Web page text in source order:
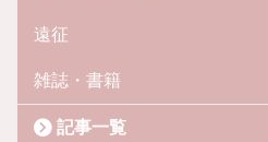
遠征
雑誌・書籍
記事一覧